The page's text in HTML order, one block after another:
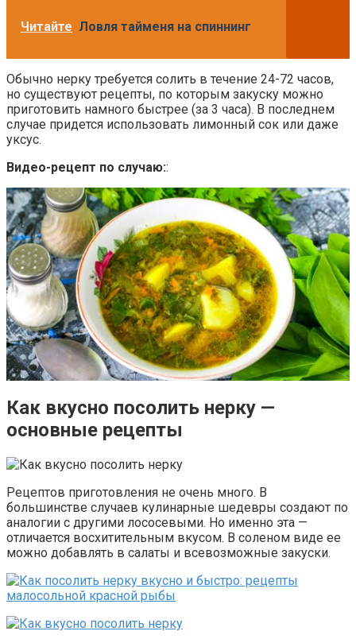
Читайте Ловля тайменя на спиннинг
Обычно нерку требуется солить в течение 24-72 часов,
но существуют рецепты, по которым закуску можно
приготовить намного быстрее (за 3 часа). В последнем
случае придется использовать лимонный сок или даже
уксус.
Видео-рецепт по случаю::
Как вкусно посолить нерку —
основные рецепты
Рецептов приготовления не очень много. В
большинстве случаев кулинарные шедевры создают по
аналогии с другими лососевыми. Но именно эта —
отличается восхитительным вкусом. В соленом виде ее
можно добавлять в салаты и всевозможные закуски.